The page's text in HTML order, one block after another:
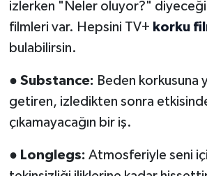
izlerken "Neler oluyor?"
filmleri var. Hepsini TV+ korku
bulabilirsin.
● Substance: Beden korkusuna
getiren, izledikten sonra
çıkamayacağın bir iş.
● Longlegs: Atmosferiyle seni